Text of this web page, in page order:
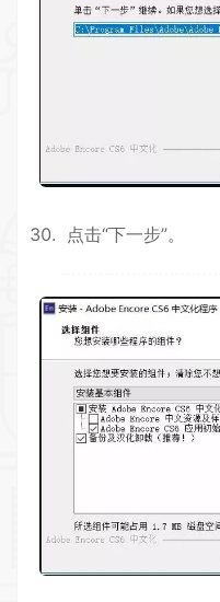
点击“下一步”。